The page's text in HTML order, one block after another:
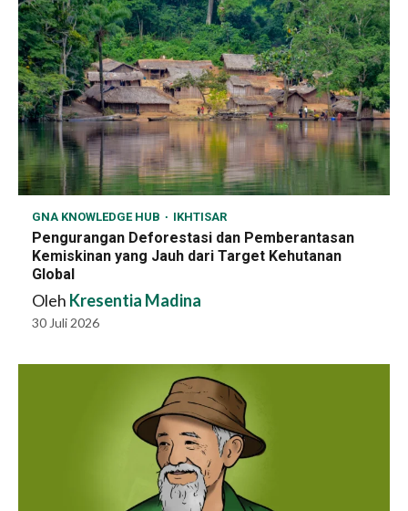
GNA KNOWLEDGE HUB IKHTISAR
Pengurangan Deforestasi dan Pemberantasan
Kemiskinan yang Jauh dari Target Kehutanan
Global
Oleh Kresentia Madina
30 Juli 2026